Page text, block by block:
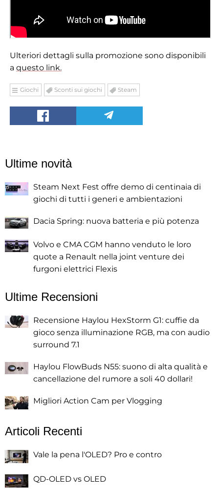
Ulteriori dettagli sulla promozione sono disponibili
a questo link.
Giochi Sconti sui giochi Steam
Ultime novità
Steam Next Fest offre demo di centinaia di
giochi di tutti i generi e ambientazioni
Dacia Spring: nuova batteria e più potenza
Volvo e CMA CGM hanno venduto le loro
quote a Renault nella joint venture dei
furgoni elettrici Flexis
Ultime Recensioni
Recensione Haylou HexStorm G1: cuffie da
gioco senza illuminazione RGB, ma con audio
surround 7.1
Haylou FlowBuds N55: suono di alta qualità e
cancellazione del rumore a soli 40 dollari!
Migliori Action Cam per Vlogging
Articoli Recenti
Vale la pena l'OLED? Pro e contro
QD-OLED vs OLED